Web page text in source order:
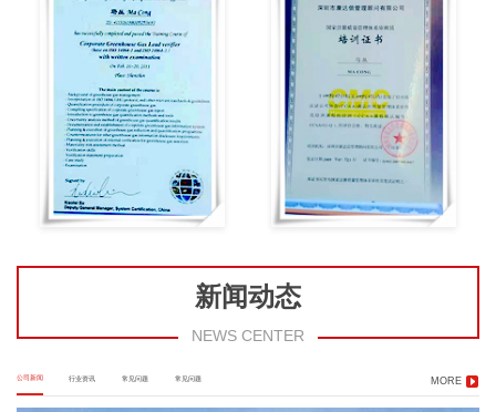
新闻动态
NEWS CENTER
公司新闻 行业资讯 常见问题 常见问题 MORE